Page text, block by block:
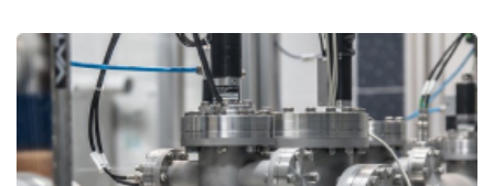
Шина электротехническая
Алюминиевая плита
Z профиль алюминиевый
Т профиль алюминиевый
Пруток квадратный алюминиевый
Полоса алюминиевая